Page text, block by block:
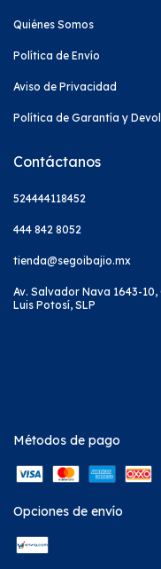
Quiénes Somos
Política de Envío
Aviso de Privacidad
Política de Garantía y
Contáctanos
524444118452
444 842 8052
tienda@segoibajio.mx
Av. Salvador Nava 1643-
Luis Potosí, SLP
Métodos de pago
Opciones de envío